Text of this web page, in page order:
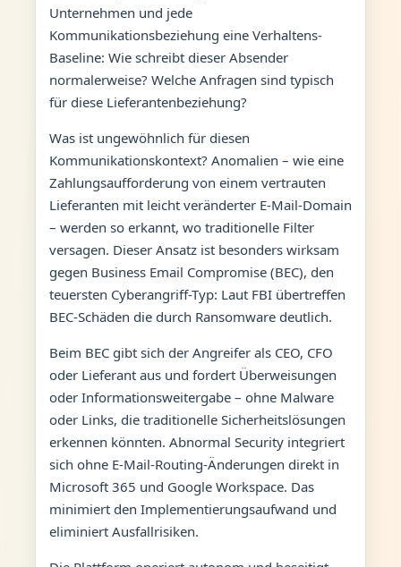
Unternehmen und jede
Kommunikationsbeziehung eine Verhaltens-
Baseline: Wie schreibt dieser Absender
normalerweise? Welche Anfragen sind typisch
für diese Lieferantenbeziehung?
Was ist ungewöhnlich für diesen
Kommunikationskontext? Anomalien – wie eine
Zahlungsaufforderung von einem vertrauten
Lieferanten mit leicht veränderter E-Mail-Domain
– werden so erkannt, wo traditionelle Filter
versagen. Dieser Ansatz ist besonders wirksam
gegen Business Email Compromise (BEC), den
teuersten Cyberangriff-Typ: Laut FBI übertreffen
BEC-Schäden die durch Ransomware deutlich.
Beim BEC gibt sich der Angreifer als CEO, CFO
oder Lieferant aus und fordert Überweisungen
oder Informationsweitergabe – ohne Malware
oder Links, die traditionelle Sicherheitslösungen
erkennen könnten. Abnormal Security integriert
sich ohne E-Mail-Routing-Änderungen direkt in
Microsoft 365 und Google Workspace. Das
minimiert den Implementierungsaufwand und
eliminiert Ausfallrisiken.